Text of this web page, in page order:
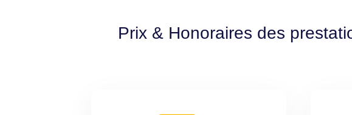
Prix & Honoraires des